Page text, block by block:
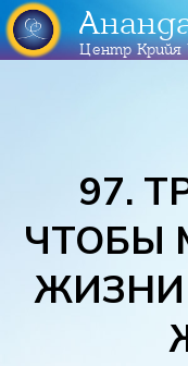
Центр Крийя
97.
ЧТОБЫ
ЖИЗНИ